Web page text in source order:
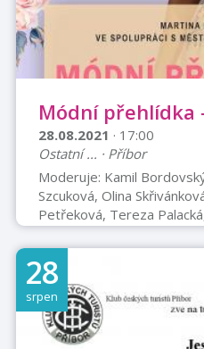
Módní přehlídka
28.08.2021 · 17:00
Ostatní ... · Příbor
Moderuje: Kamil
Szcuková, Olina
Petřeková, Tereza
Občerstvení: Vinotéka U
28
srpen